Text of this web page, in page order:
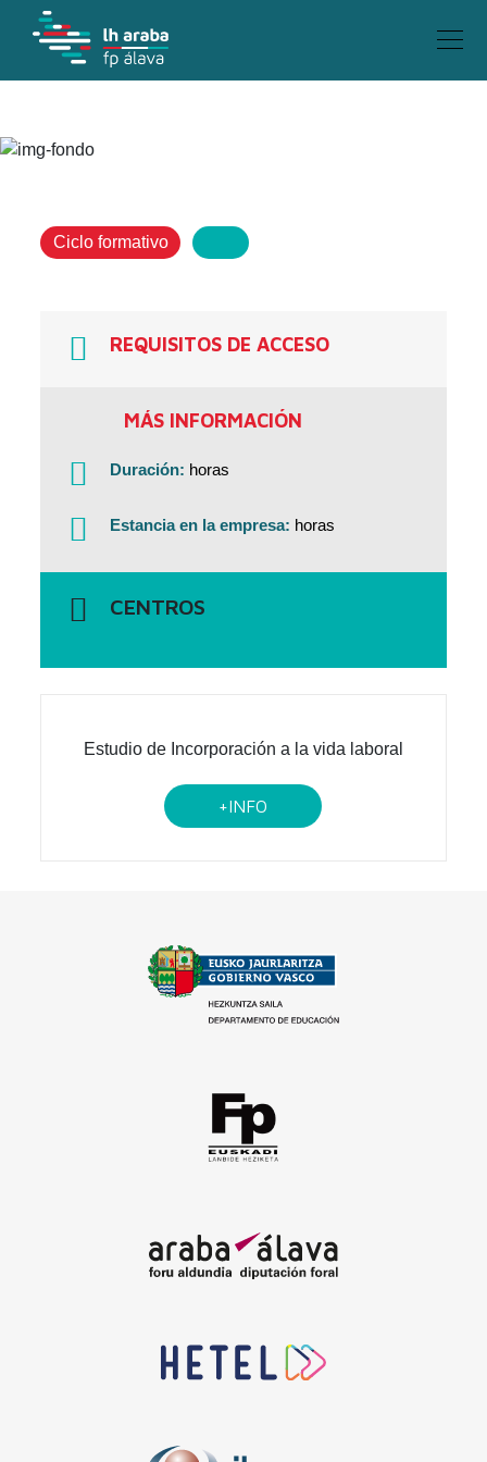
Ciclo formativo
REQUISITOS DE ACCESO
MÁS INFORMACIÓN
Duración: horas
Estancia en la empresa: horas
CENTROS
Estudio de Incorporación a la vida laboral
+INFO